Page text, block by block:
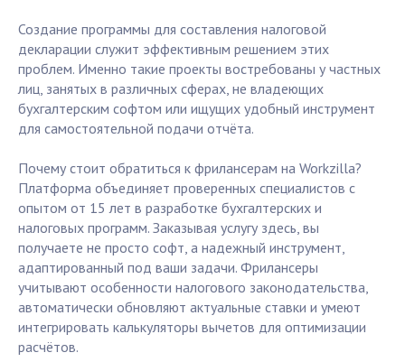
Создание программы для составления налоговой
декларации служит эффективным решением этих
проблем. Именно такие проекты востребованы у частных
лиц, занятых в различных сферах, не владеющих
бухгалтерским софтом или ищущих удобный инструмент
для самостоятельной подачи отчёта.
Почему стоит обратиться к фрилансерам на Workzilla?
Платформа объединяет проверенных специалистов с
опытом от 15 лет в разработке бухгалтерских и
налоговых программ. Заказывая услугу здесь, вы
получаете не просто софт, а надежный инструмент,
адаптированный под ваши задачи. Фрилансеры
учитывают особенности налогового законодательства,
автоматически обновляют актуальные ставки и умеют
интегрировать калькуляторы вычетов для оптимизации
расчётов.